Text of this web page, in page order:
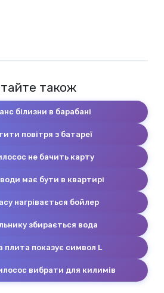
також
білизни в барабані
повітря з батареї
не бачить карту
має бути в квартирі
нагрівається бойлер
збирається вода
плита показує символ L
вибрати для килимів